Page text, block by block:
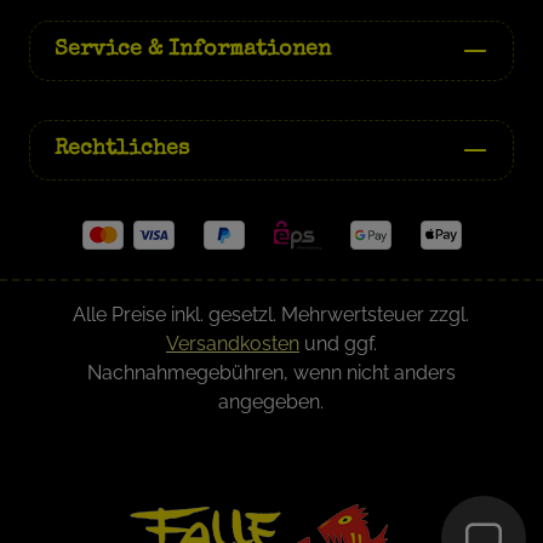
Service & Informationen
Rechtliches
Alle Preise inkl. gesetzl. Mehrwertsteuer zzgl.
Versandkostenund ggf.
Nachnahmegebühren, wenn nicht anders
angegeben.